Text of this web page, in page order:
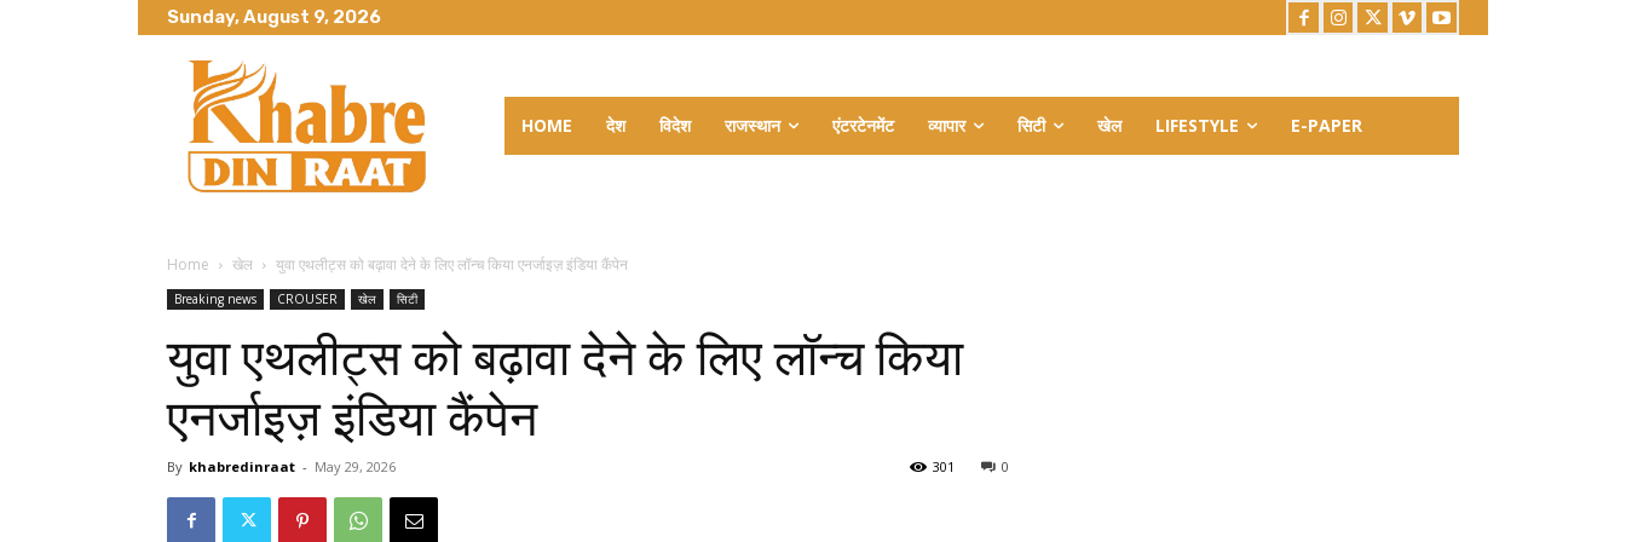
Sunday, August 9, 2026
HOME देश विदेश राजस्थान एंटरटेनमेंट व्यापार सिटी खेल LIFESTYLE E-PAPER
Home खेल युवा एथलीट्स को बढ़ावा देने के लिए लॉन्च किया एनर्जाइज़ इंडिया कैंपेन
Breaking news CROUSER खेल सिटी
युवा एथलीट्स को बढ़ावा देने के लिए लॉन्च किया
एनर्जाइज़ इंडिया कैंपेन
By khabredinraat - May 29, 2026 0
301